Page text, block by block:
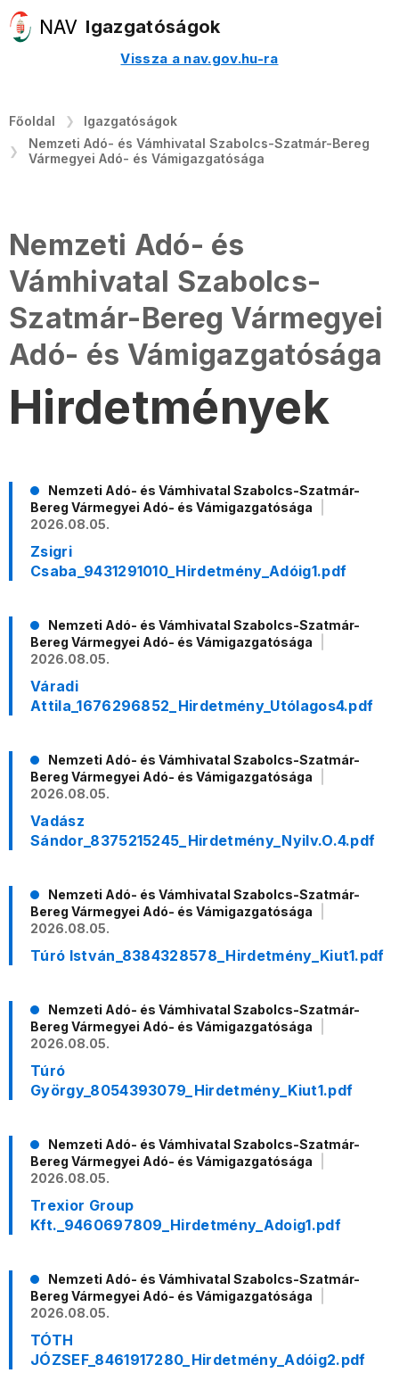
Igazgatóságok
Vissza a nav.gov.hu-ra
Főoldal
Igazgatóságok
Nemzeti Adó- és Vámhivatal Szabolcs-Szatmár-Bereg
Vármegyei Adó- és Vámigazgatósága
Nemzeti Adó- és
Vámhivatal Szabolcs-
Szatmár-Bereg Vármegyei
Adó- és Vámigazgatósága
Hirdetmények
Nemzeti Adó- és Vámhivatal Szabolcs-Szatmár-
Bereg Vármegyei Adó- és Vámigazgatósága
2026.08.05.
Zsigri
Csaba_9431291010_Hirdetmény_Adóig1.pdf
Nemzeti Adó- és Vámhivatal Szabolcs-Szatmár-
Bereg Vármegyei Adó- és Vámigazgatósága
2026.08.05.
Váradi
Attila_1676296852_Hirdetmény_Utólagos4.pdf
Nemzeti Adó- és Vámhivatal Szabolcs-Szatmár-
Bereg Vármegyei Adó- és Vámigazgatósága
2026.08.05.
Vadász
Sándor_8375215245_Hirdetmény_Nyilv.O.4.pdf
Nemzeti Adó- és Vámhivatal Szabolcs-Szatmár-
Bereg Vármegyei Adó- és Vámigazgatósága
2026.08.05.
Túró István_8384328578_Hirdetmény_Kiut1.pdf
Nemzeti Adó- és Vámhivatal Szabolcs-Szatmár-
Bereg Vármegyei Adó- és Vámigazgatósága
2026.08.05.
Túró
György_8054393079_Hirdetmény_Kiut1.pdf
Nemzeti Adó- és Vámhivatal Szabolcs-Szatmár-
Bereg Vármegyei Adó- és Vámigazgatósága
2026.08.05.
Trexior Group
Kft._9460697809_Hirdetmény_Adoig1.pdf
Nemzeti Adó- és Vámhivatal Szabolcs-Szatmár-
Bereg Vármegyei Adó- és Vámigazgatósága
2026.08.05.
TÓTH
JÓZSEF_8461917280_Hirdetmény_Adóig2.pdf